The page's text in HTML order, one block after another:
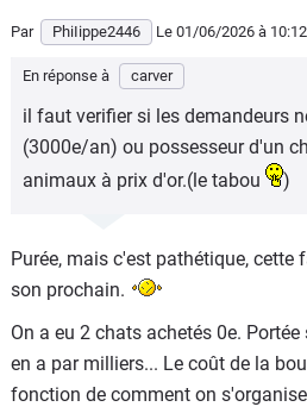
Par PhiIippe2446 Le 01/06/2026 à 10:12
En réponse à carver
il faut verifier si les demandeurs
(3000e/an) ou possesseur d'un
animaux à prix d'or.(le tabou
)
Purée, mais c'est pathétique, cette
son prochain.
On a eu 2 chats achetés 0e.
en a par milliers... Le coût de la
fonction de comment on